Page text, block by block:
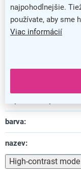
najpohodlnejšie.
používate, aby sme
Viac informácií
Dĺžka
Šírka:
barva:
nazev:
High-contrast mode